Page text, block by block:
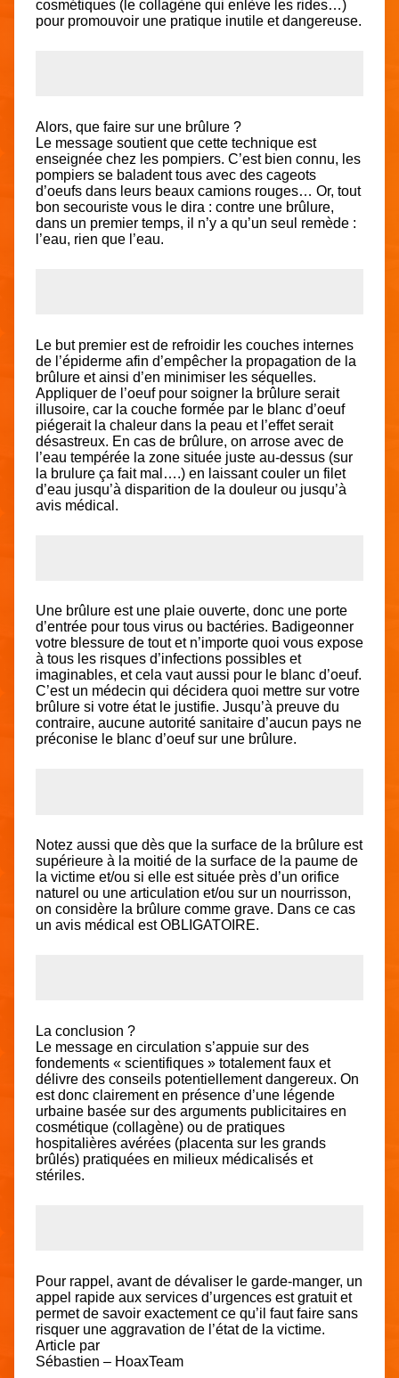
cosmétiques (le collagène qui enlève les rides…)
pour promouvoir une pratique inutile et dangereuse.
Alors, que faire sur une brûlure ?
Le message soutient que cette technique est
enseignée chez les pompiers. C’est bien connu, les
pompiers se baladent tous avec des cageots
d’oeufs dans leurs beaux camions rouges… Or, tout
bon secouriste vous le dira : contre une brûlure,
dans un premier temps, il n’y a qu’un seul remède :
l’eau, rien que l’eau.
Le but premier est de refroidir les couches internes
de l’épiderme afin d’empêcher la propagation de la
brûlure et ainsi d’en minimiser les séquelles.
Appliquer de l’oeuf pour soigner la brûlure serait
illusoire, car la couche formée par le blanc d’oeuf
piégerait la chaleur dans la peau et l’effet serait
désastreux. En cas de brûlure, on arrose avec de
l’eau tempérée la zone située juste au-dessus (sur
la brulure ça fait mal….) en laissant couler un filet
d’eau jusqu’à disparition de la douleur ou jusqu’à
avis médical.
Une brûlure est une plaie ouverte, donc une porte
d’entrée pour tous virus ou bactéries. Badigeonner
votre blessure de tout et n’importe quoi vous expose
à tous les risques d’infections possibles et
imaginables, et cela vaut aussi pour le blanc d’oeuf.
C’est un médecin qui décidera quoi mettre sur votre
brûlure si votre état le justifie. Jusqu’à preuve du
contraire, aucune autorité sanitaire d’aucun pays ne
préconise le blanc d’oeuf sur une brûlure.
Notez aussi que dès que la surface de la brûlure est
supérieure à la moitié de la surface de la paume de
la victime et/ou si elle est située près d’un orifice
naturel ou une articulation et/ou sur un nourrisson,
on considère la brûlure comme grave. Dans ce cas
un avis médical est OBLIGATOIRE.
La conclusion ?
Le message en circulation s’appuie sur des
fondements « scientifiques » totalement faux et
délivre des conseils potentiellement dangereux. On
est donc clairement en présence d’une légende
urbaine basée sur des arguments publicitaires en
cosmétique (collagène) ou de pratiques
hospitalières avérées (placenta sur les grands
brûlés) pratiquées en milieux médicalisés et
stériles.
Pour rappel, avant de dévaliser le garde-manger, un
appel rapide aux services d’urgences est gratuit et
permet de savoir exactement ce qu’il faut faire sans
risquer une aggravation de l’état de la victime.
Article par
Sébastien – HoaxTeam